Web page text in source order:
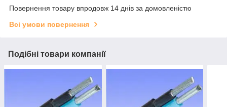
Повернення товару впродовж 14 днів за домовленістю
Всі умови повернення
Подібні товари компанії